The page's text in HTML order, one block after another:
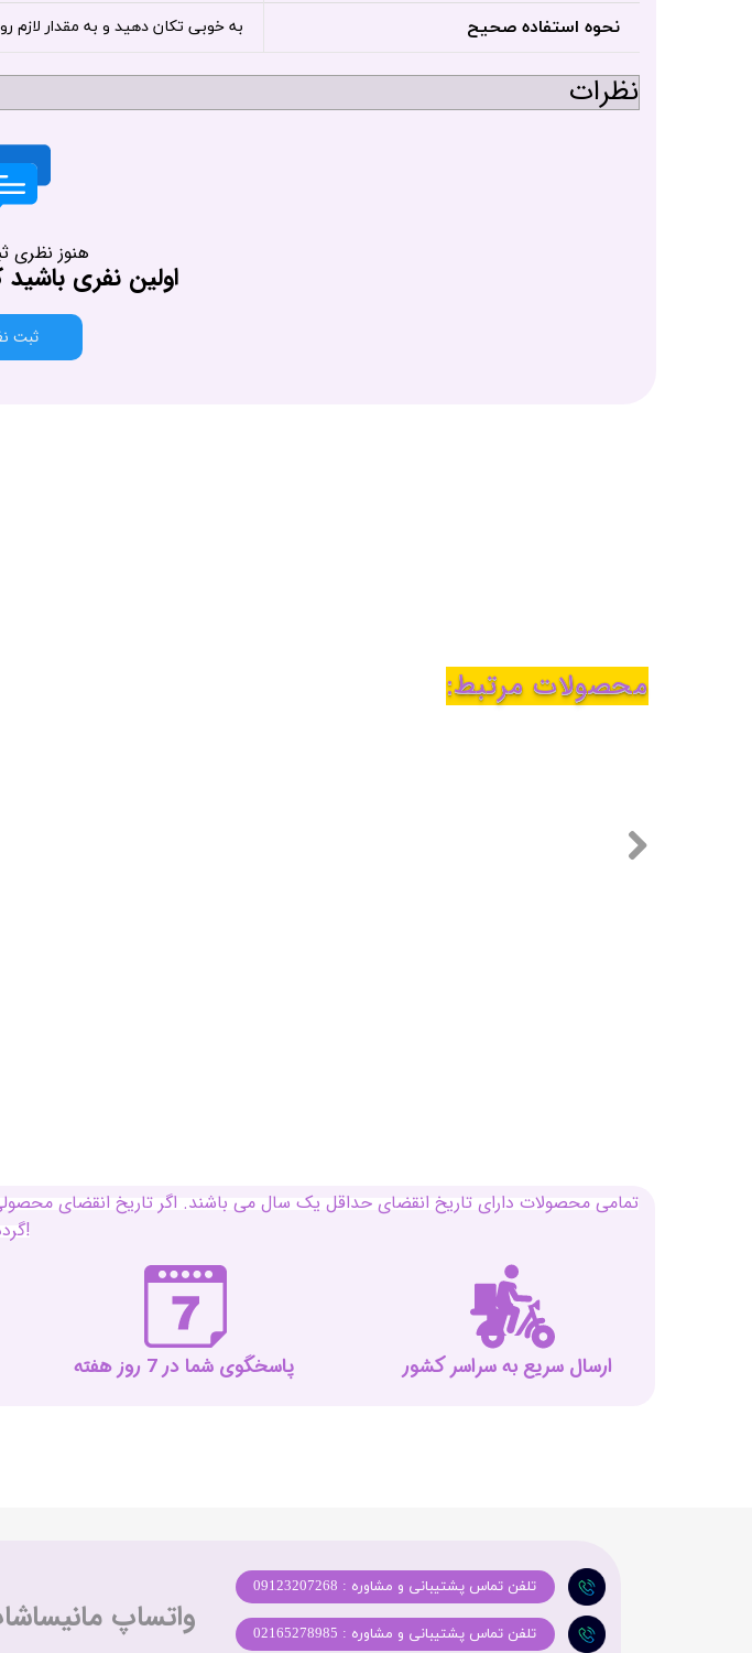
نحوه استفاده صحیح به خوبی تکان دهید و به مقدار لازم روی موی شسته شده
نظرات
هنوز نظری
اولین نفری
ثبت
محصولات مرتبط:
تمامی محصولات دارای تاریخ انقضای حداقل یک سال می باشند. اگر تاریخ انقضای
گردد!
پاسخگوی شما در 7 روز هفته ارسال سریع به سراسر کشور
تلفن تماس پشتیبانی و مشاوره : 09123207268
تلفن تماس پشتیبانی و مشاوره : 02165278985 واتساپ